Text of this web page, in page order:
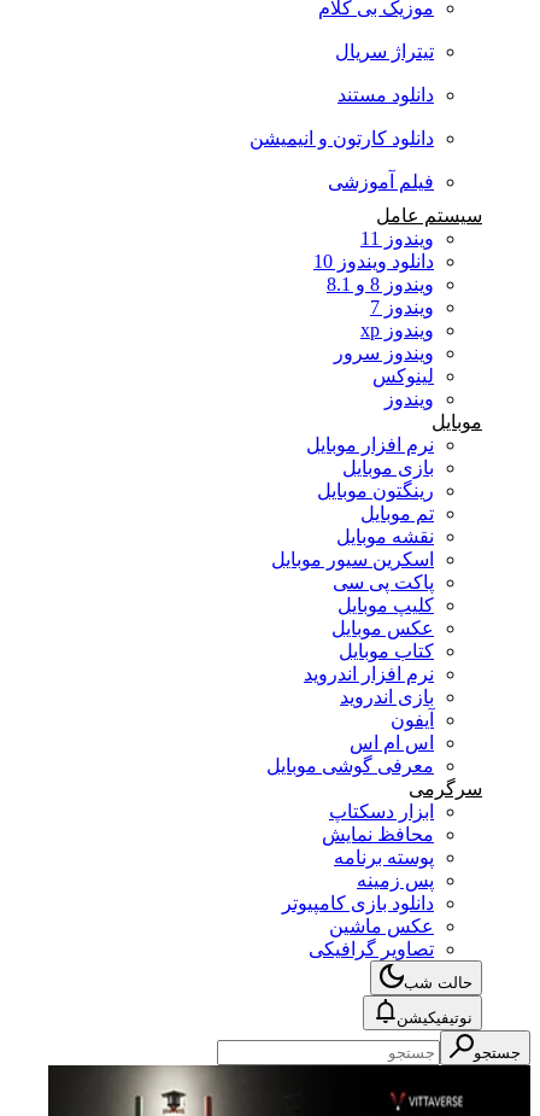
موزیک بی کلام
تیتراژ سریال
دانلود مستند
دانلود کارتون و انیمیشن
فیلم آموزشی
سیستم عامل
ویندوز 11
دانلود ویندوز 10
ویندوز 8 و 8.1
ویندوز 7
ویندوز xp
ویندوز سرور
لینوکس
ویندوز
موبایل
نرم افزار موبایل
بازی موبایل
رینگتون موبایل
تم موبایل
نقشه موبایل
اسکرین سیور موبایل
پاکت پی سی
کلیپ موبایل
عکس موبایل
کتاب موبایل
نرم افزار اندروید
بازی اندروید
آیفون
اس ام اس
معرفی گوشی موبایل
سرگرمی
ابزار دسکتاپ
محافظ نمایش
پوسته برنامه
پس زمینه
دانلود بازی کامپیوتر
عکس ماشین
تصاویر گرافیکی
حالت شب
نوتیفیکیشن
جستجو